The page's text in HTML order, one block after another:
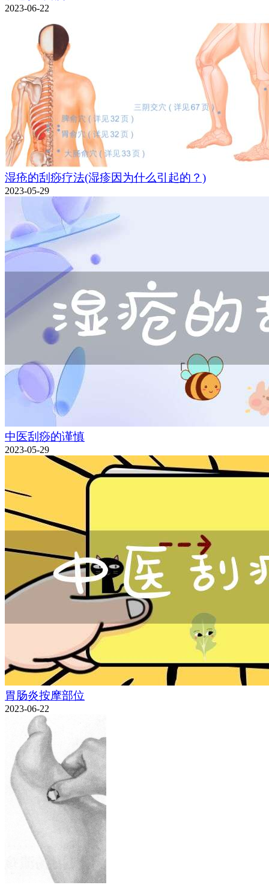
2023-06-22
湿疮的刮痧疗法(湿疹因为什么引起的？)
2023-05-29
中医刮痧的谨慎
2023-05-29
胃肠炎按摩部位
2023-06-22